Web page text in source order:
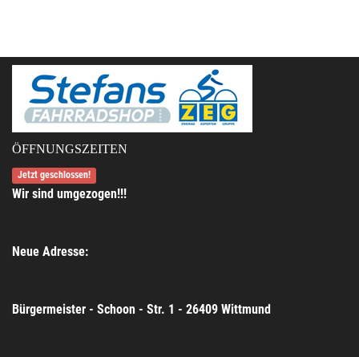
ÖFFNUNGSZEITEN
Jetzt geschlossen!
Wir sind umgezogen!!!
Neue Adresse:
Bürgermeister - Schoon - Str. 1 - 26409 Wittmund